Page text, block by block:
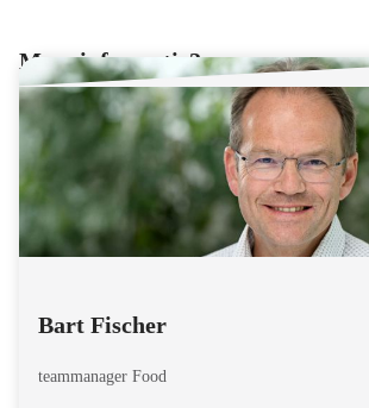
Meer informatie?
Bart Fischer
teammanager Food